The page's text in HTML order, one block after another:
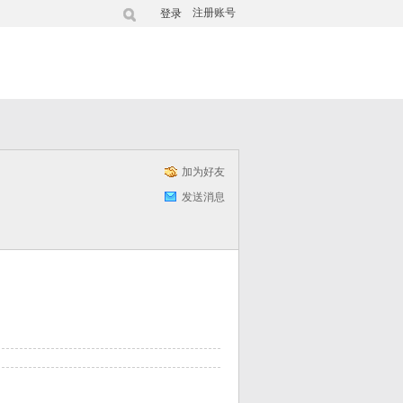
注册账号
登录
加为好友
发送消息